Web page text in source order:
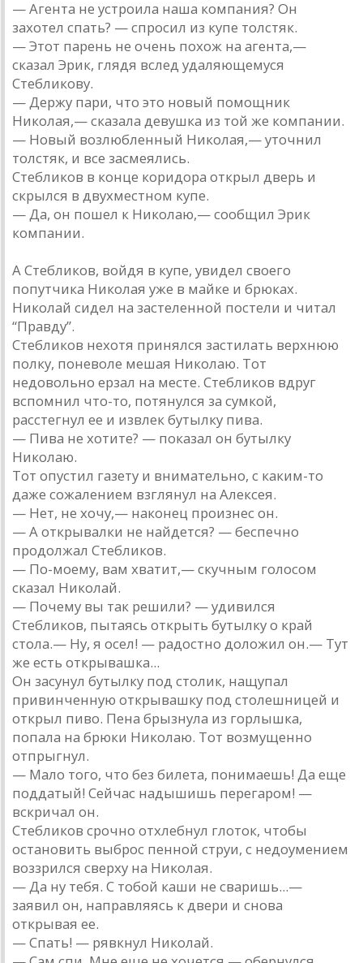
— Агента не устроила наша компания? Он
захотел спать? — спросил из купе толстяк.
— Этот парень не очень похож на агента,—
сказал Эрик, глядя вслед удаляющемуся
Стебликову.
— Держу пари, что это новый помощник
Николая,— сказала девушка из той же компании.
— Новый возлюбленный Николая,— уточнил
толстяк, и все засмеялись.
Стебликов в конце коридора открыл дверь и
скрылся в двухместном купе.
— Да, он пошел к Николаю,— сообщил Эрик
компании.
А Стебликов, войдя в купе, увидел своего
попутчика Николая уже в майке и брюках.
Николай сидел на застеленной постели и читал
“Правду”.
Стебликов нехотя принялся застилать верхнюю
полку, поневоле мешая Николаю. Тот
недовольно ерзал на месте. Стебликов вдруг
вспомнил что-то, потянулся за сумкой,
расстегнул ее и извлек бутылку пива.
— Пива не хотите? — показал он бутылку
Николаю.
Тот опустил газету и внимательно, с каким-то
даже сожалением взглянул на Алексея.
— Нет, не хочу,— наконец произнес он.
— А открывалки не найдется? — беспечно
продолжал Стебликов.
— По-моему, вам хватит,— скучным голосом
сказал Николай.
— Почему вы так решили? — удивился
Стебликов, пытаясь открыть бутылку о край
стола.— Ну, я осел! — радостно доложил он.— Тут
же есть открывашка...
Он засунул бутылку под столик, нащупал
привинченную открывашку под столешницей и
открыл пиво. Пена брызнула из горлышка,
попала на брюки Николаю. Тот возмущенно
отпрыгнул.
— Мало того, что без билета, понимаешь! Да еще
поддатый! Сейчас надышишь перегаром! —
вскричал он.
Стебликов срочно отхлебнул глоток, чтобы
остановить выброс пенной струи, с недоумением
воззрился сверху на Николая.
— Да ну тебя. С тобой каши не сваришь...—
заявил он, направляясь к двери и снова
открывая ее.
— Спать! — рявкнул Николай.